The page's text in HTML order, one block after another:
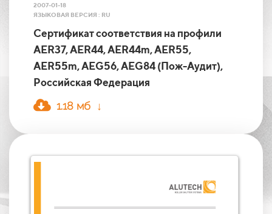
2007-01-18
ЯЗЫКОВАЯ ВЕРСИЯ : RU
Сертификат соответствия на профили
AER37, AER44, AER44m, AER55,
AER55m, AEG56, AEG84 (Пож-Аудит),
Российская Федерация
1.18 мб ↓